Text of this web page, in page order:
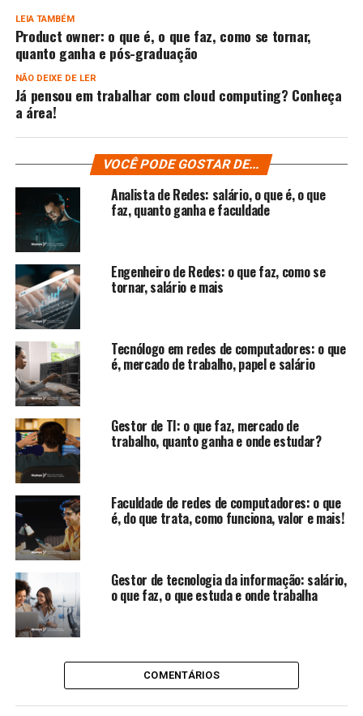
LEIA TAMBÉM
Product owner: o que é, o que faz, como se tornar,
quanto ganha e pós-graduação
NÃO DEIXE DE LER
Já pensou em trabalhar com cloud computing? Conheça
a área!
VOCÊ PODE GOSTAR DE...
Analista de Redes: salário, o que é, o que
faz, quanto ganha e faculdade
Engenheiro de Redes: o que faz, como se
tornar, salário e mais
Tecnólogo em redes de computadores: o que
é, mercado de trabalho, papel e salário
Gestor de TI: o que faz, mercado de
trabalho, quanto ganha e onde estudar?
Faculdade de redes de computadores: o que
é, do que trata, como funciona, valor e mais!
Gestor de tecnologia da informação: salário,
o que faz, o que estuda e onde trabalha
COMENTÁRIOS